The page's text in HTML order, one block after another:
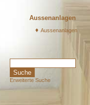
Aussenanlagen
♦ Aussenanlagen
Erweiterte Suche